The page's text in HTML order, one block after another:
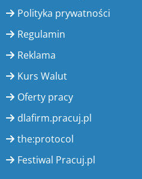
Polityka prywatności
Regulamin
Reklama
Kurs Walut
Oferty pracy
dlafirm.pracuj.pl
the:protocol
Festiwal Pracuj.pl